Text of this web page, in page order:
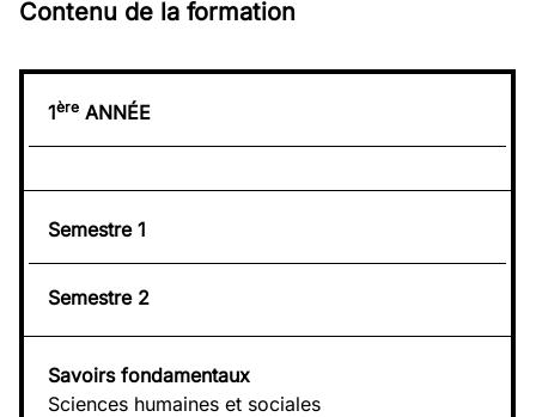
Contenu de la formation
1ère ANNÉE
Semestre 1
Semestre 2
Savoirs fondamentaux
Sciences humaines et sociales